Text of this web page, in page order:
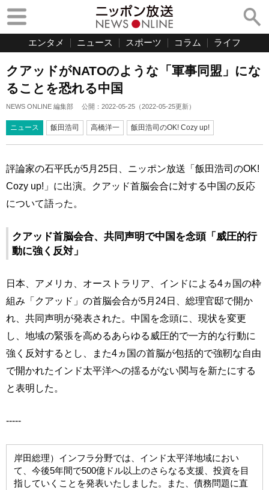
エンタメ ニュース スポーツ コラム ライフ
クアッドがNATOのような「軍事同盟」にな
ることを恐れる中国
NEWS ONLINE 編集部 公開： 2022-05-25 （2022-05-25更新）
ニュース 飯田浩司 高橋洋一 飯田浩司のOK! Cozy up!
評論家の石平氏が5月25日、ニッポン放送「飯田浩司のOK!
Cozy up!」に出演。クアッド首脳会合に対する中国の反応
について語った。
クアッド首脳会合、共同声明で中国を念頭「威圧的行
動に強く反対」
日本、アメリカ、オーストラリア、インドによる4ヵ国の枠
組み「クアッド」の首脳会合が5月24日、総理官邸で開か
れ、共同声明が発表された。中国を念頭に、現状を変更
し、地域の緊張を高めるあらゆる威圧的で一方的な行動に
強く反対するとし、また4ヵ国の首脳が包括的で強靭な自由
で開かれたインド太平洋への揺るがない関与を新たにする
と表明した。
-----
岸田総理）インフラ分野では、インド太平洋地域におい
て、今後5年間で500億ドル以上のさらなる支援、投資を目
指していくことを発表いたしました。また、債務問題に直